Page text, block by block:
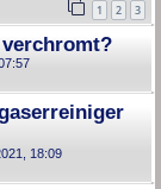
1 2 3
18:09